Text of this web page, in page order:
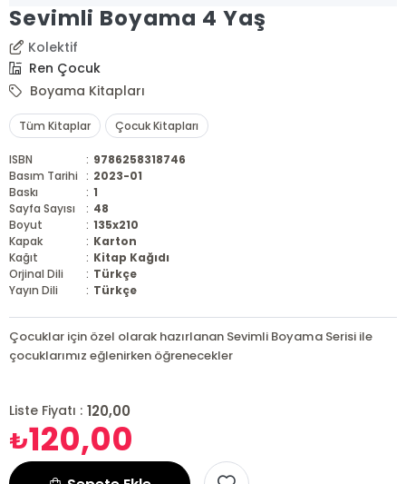
Sevimli Boyama 4 Yaş
Kolektif
Ren Çocuk
Boyama Kitapları
Tüm Kitaplar Çocuk Kitapları
ISBN : 9786258318746
Basım Tarihi : 2023-01
Baskı
: 1
Sayfa Sayısı
: 48
Boyut
: 135x210
Kapak
: Karton
Kağıt
: Kitap Kağıdı
Orjinal Dili
: Türkçe
Yayın Dili
: Türkçe
Çocuklar için özel olarak hazırlanan Sevimli Boyama Serisi ile
çocuklarımız eğlenirken öğrenecekler
Liste Fiyatı : 120,00
₺120,00